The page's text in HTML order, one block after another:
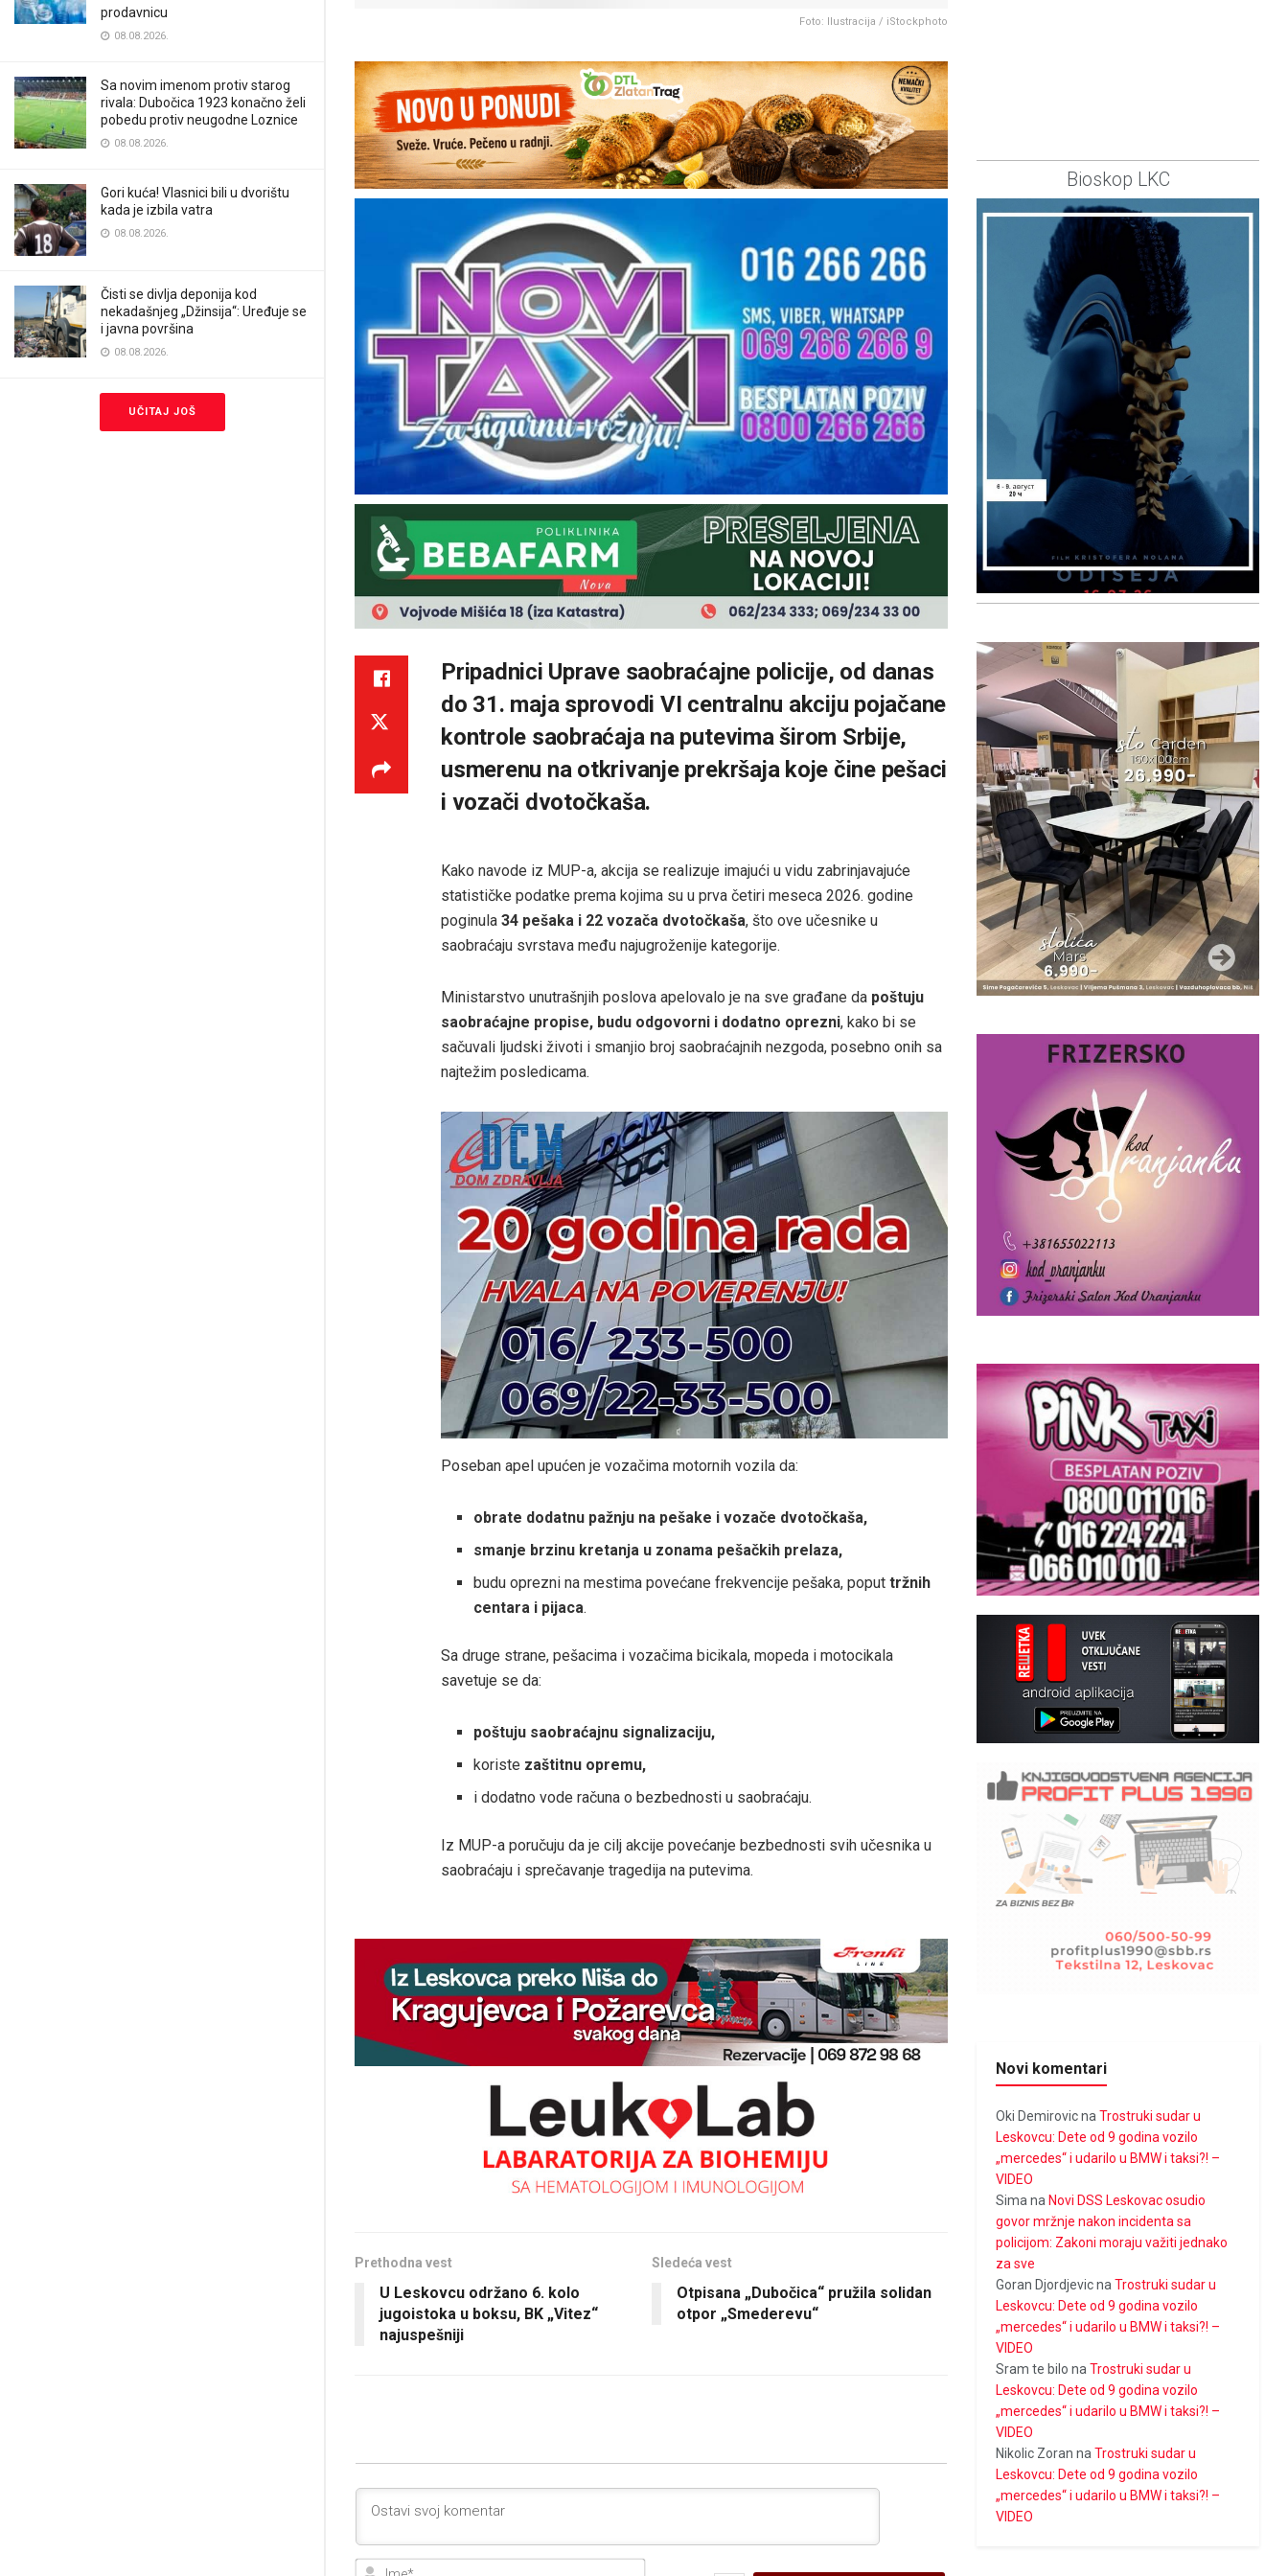
prodavnicu
08.08.2026.
Sa novim imenom protiv starog
rivala: Dubočica 1923 konačno želi
pobedu protiv neugodne Loznice
08.08.2026.
Gori kuća! Vlasnici bili u dvorištu
kada je izbila vatra
08.08.2026.
Čisti se divlja deponija kod
nekadašnjeg „Džinsija“: Uređuje se
i javna površina
08.08.2026.
UČITAJ JOŠ
Foto: Ilustracija / iStockphoto
Pripadnici Uprave saobraćajne policije, od danas
do 31. maja sprovodi VI centralnu akciju pojačane
kontrole saobraćaja na putevima širom Srbije,
usmerenu na otkrivanje prekršaja koje čine pešaci
i vozači dvotočkaša.
Kako navode iz MUP-a, akcija se realizuje imajući u vidu zabrinjavajuće
statističke podatke prema kojima su u prva četiri meseca 2026. godine
poginula 34 pešaka i 22 vozača dvotočkaša, što ove učesnike u
saobraćaju svrstava među najugroženije kategorije.
Ministarstvo unutrašnjih poslova apelovalo je na sve građane da poštuju
saobraćajne propise, budu odgovorni i dodatno oprezni, kako bi se
sačuvali ljudski životi i smanjio broj saobraćajnih nezgoda, posebno onih sa
najtežim posledicama.
Poseban apel upućen je vozačima motornih vozila da:
obrate dodatnu pažnju na pešake i vozače dvotočkaša,
smanje brzinu kretanja u zonama pešačkih prelaza,
budu oprezni na mestima povećane frekvencije pešaka, poputtržnih
centara i pijaca.
Sa druge strane, pešacima i vozačima bicikala, mopeda i motocikala
savetuje se da:
poštuju saobraćajnu signalizaciju,
koriste zaštitnu opremu,
i dodatno vode računa o bezbednosti u saobraćaju.
Iz MUP-a poručuju da je cilj akcije povećanje bezbednosti svih učesnika u
saobraćaju i sprečavanje tragedija na putevima.
Prethodna vest
U Leskovcu održano 6. kolo
jugoistoka u boksu, BK „Vitez“
najuspešniji
Sledeća vest
Otpisana „Dubočica“ pružila solidan
otpor „Smederevu“
Ime*
Bioskop LKC
Novi komentari
Oki DemirovicnaTrostruki sudar u
Leskovcu: Dete od 9 godina vozilo
„mercedes“ i udarilo u BMW i taksi?! –
VIDEO
Sima na Novi DSS Leskovac osudio
govor mržnje nakon incidenta sa
policijom: Zakoni moraju važiti jednako
za sve
Goran DjordjevicnaTrostruki sudar u
Leskovcu: Dete od 9 godina vozilo
„mercedes“ i udarilo u BMW i taksi?! –
VIDEO
Sram te bilo naTrostruki sudar u
Leskovcu: Dete od 9 godina vozilo
„mercedes“ i udarilo u BMW i taksi?! –
VIDEO
Nikolic Zoran naTrostruki sudar u
Leskovcu: Dete od 9 godina vozilo
„mercedes“ i udarilo u BMW i taksi?! –
VIDEO